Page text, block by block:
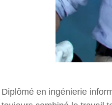
Diplômé en ingénierie